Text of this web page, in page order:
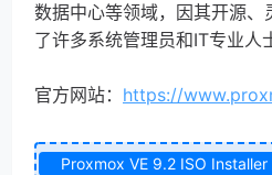
数据中心等领域，因其开源、
了许多系统管理员和IT专业人
官方网站： https://
Proxmox VE 9.2 ISO Installer